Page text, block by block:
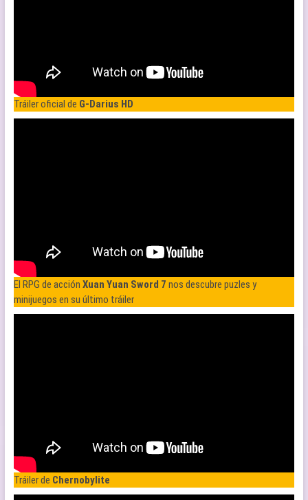
Tráiler oficial de G-Darius HD
El RPG de acción Xuan Yuan Sword 7 nos descubre puzles y
minijuegos en su último tráiler
Tráiler de Chernobylite